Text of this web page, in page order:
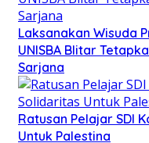
Laksanakan Wisuda
UNISBA Blitar
Sarjana
Ratusan Pelajar SDI
Untuk Palestina